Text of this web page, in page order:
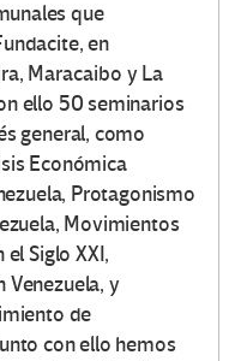
que
en
Maracaibo y La
ello 50 seminarios
general, como
Económica
Protagonismo
Movimientos
el Siglo XXI,
y
de
con ello hemos